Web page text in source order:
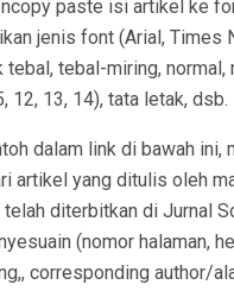
paste isi artikel ke
jenis font (Arial, Times
tebal-miring, normal,
12, 13, 14), tata letak, dsb.
dalam link di bawah ini,
artikel yang ditulis oleh
telah diterbitkan di Jurnal
(nomor halaman,
corresponding author/